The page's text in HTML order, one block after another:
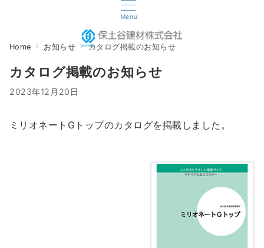
Menu
Home お知らせ カタログ掲載のお知らせ
カタログ掲載のお知らせ
2023年12月20日
ミリオネートGトップのカタログを掲載しました。